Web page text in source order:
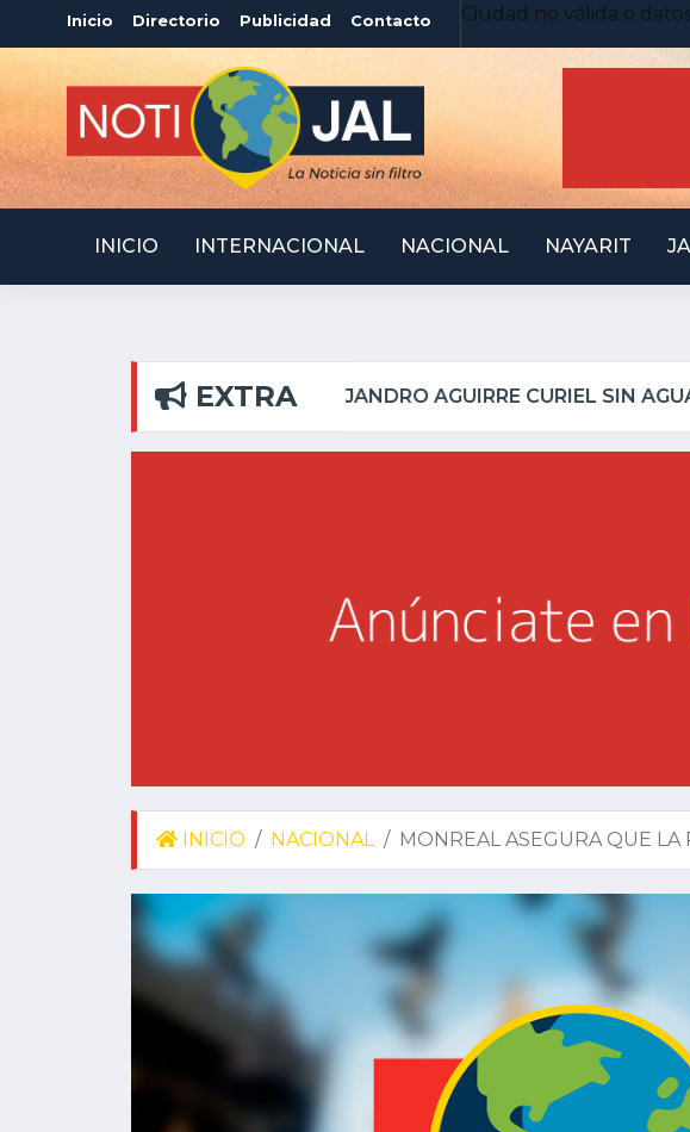
Inicio Directorio Publicidad Contacto Ciudad no válida o
INICIO INTERNACIONAL NACIONAL NAYARIT
EXTRA ATOTONILQUILLO INSEGURO
INICIO NACIONAL MONREAL ASEGURA QUE LA